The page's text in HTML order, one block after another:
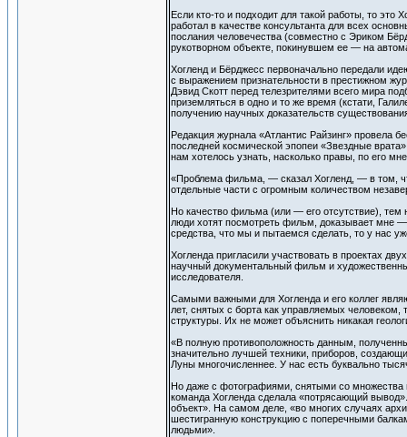
Если кто-то и подходит для такой работы, то это
работал в качестве консультанта для всех
послания человечества (совместно с Эриком
рукотворном объекте, покинувшем ее — на
Хогленд и Бёрджесс первоначально передали
с выражением признательности в престижном
Дэвид Скотт перед телезрителями всего мира
приземляться в одно и то же время (кстати,
получению научных доказательств
Редакция журнала «Атлантис Райзинг» провела
последней космической эпопеи «Звездные
нам хотелось узнать, насколько правы, по его
«Проблема фильма, — сказал Хогленд, — в том,
отдельные части с огромным количеством
Но качество фильма (или — его отсутствие),
люди хотят посмотреть фильм, доказывает мне
средства, что мы и пытаемся сделать, то у нас
Хогленда пригласили участвовать в проектах
научный документальный фильм и
исследователя.
Самыми важными для Хогленда и его коллег
лет, снятых с борта как управляемых человеком,
структуры. Их не может объяснить никакая
«В полную противоположность данным,
значительно лучшей техники, приборов,
Луны многочисленнее. У нас есть буквально
Но даже с фотографиями, снятыми со множества
команда Хогленда сделала «потрясающий
объект». На самом деле, «во многих случаях
шестигранную конструкцию с поперечными
людьми».